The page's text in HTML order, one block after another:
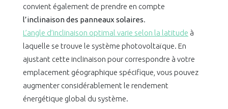
convient également de prendre en compte
l’inclinaison des panneaux solaires.
L’angle d’inclinaison optimal varie selon la latitude à
laquelle se trouve le système photovoltaïque. En
ajustant cette inclinaison pour correspondre à votre
emplacement géographique spécifique, vous pouvez
augmenter considérablement le rendement
énergétique global du système.